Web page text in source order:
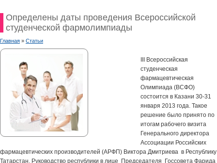
Определены даты проведения Всероссийской
студенческой фармолимпиады
Главная » Статьи
III Всероссийская
студенческая
фармацевтическая
Олимпиада (ВСФО)
состоится в Казани 30-31
января 2013 года. Такое
решение было принято по
итогам рабочего визита
Генерального директора
Ассоциации Российских
фармацевтических производителей (АРФП) Виктора Дмитриева в Республику
Татарстан. Руководство республики в лице Председателя Госсовета Фарида